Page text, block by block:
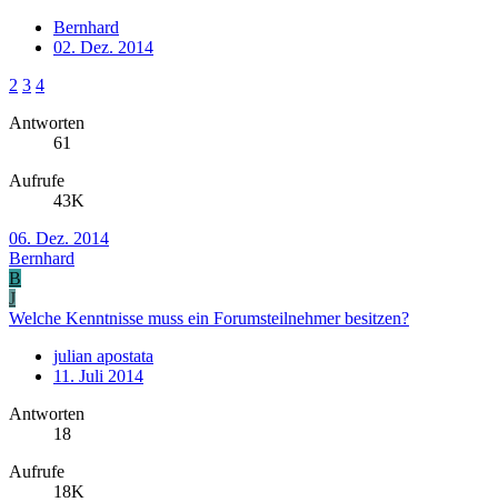
Bernhard
02. Dez. 2014
2 3 4
Antworten
61
Aufrufe
43K
06. Dez. 2014
Bernhard
B
J
Welche Kenntnisse muss ein Forumsteilnehmer besitzen?
julian apostata
11. Juli 2014
Antworten
18
Aufrufe
18K